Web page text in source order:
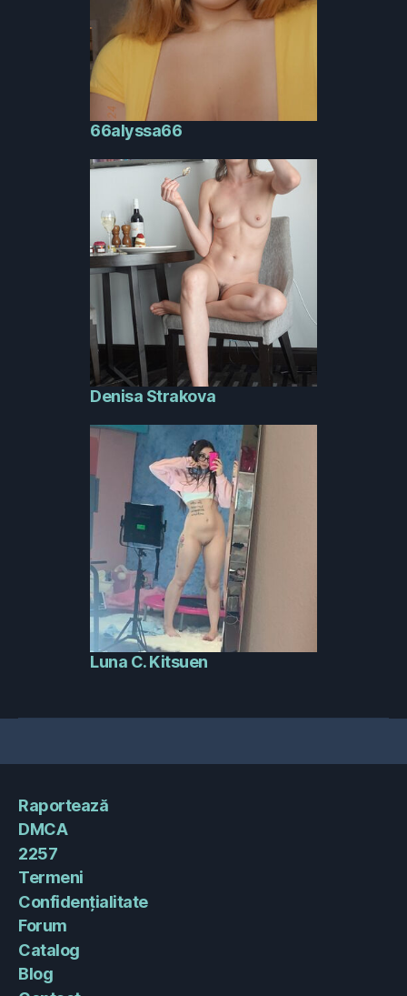
66alyssa66
Denisa Strakova
Luna C. Kitsuen
Raportează
DMCA
2257
Termeni
Confidențialitate
Forum
Catalog
Blog